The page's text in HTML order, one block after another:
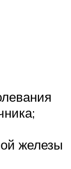
железы